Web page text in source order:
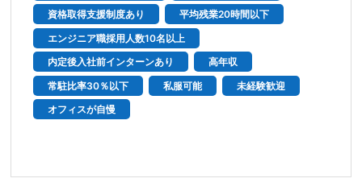
資格取得支援制度あり
平均残業20時間以下
エンジニア職採用人数10名以上
内定後入社前インターンあり
高年収
常駐比率30％以下
私服可能
未経験歓迎
オフィスが自慢